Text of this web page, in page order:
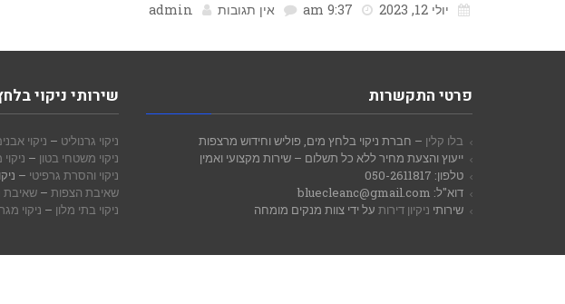
יולי 12, 2023 אין תגובות admin
פרטי התקשרות
בלו קלין – חברת ניקוי בלחץ מים, פוליש וחידוש מרצפות
ייעוץ והצעת מחיר ללא כל תשלום – שירות מקצועי ואמין
טלפון: 050-2611817
דוא"ל: bluecleanc@gmail.com
שירותי ניקיון דירות על ידי צוות מנקים מומחה
שירותי ניקוי
ניקוי גרנוליט – ניקוי
ניקוי משטחי בטון –
ניקוי והסרת גרפיטי –
שאיבת הצפות – שאיבת
ניקוי בתי מלון – ניקוי